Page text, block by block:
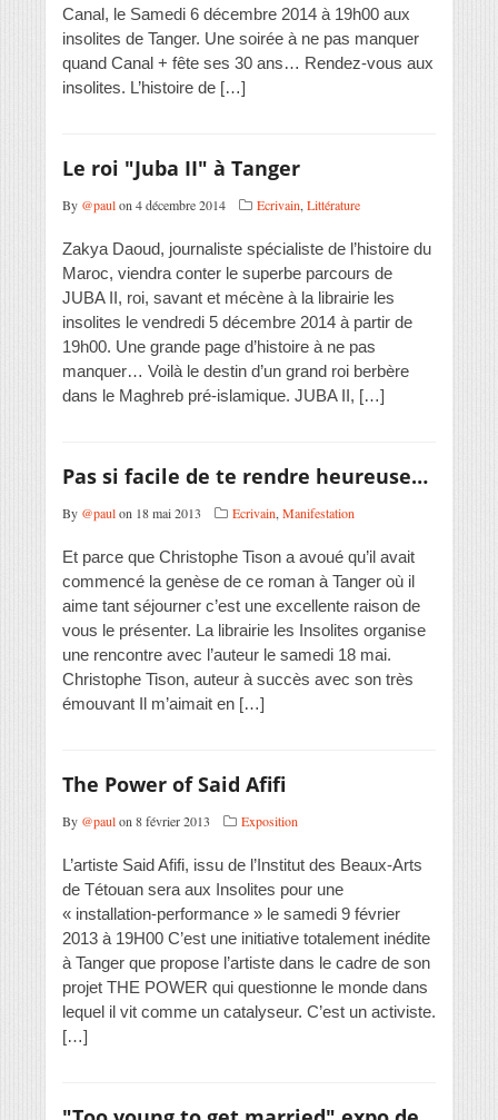
Canal, le Samedi 6 décembre 2014 à 19h00 aux
insolites de Tanger. Une soirée à ne pas manquer
quand Canal + fête ses 30 ans… Rendez-vous aux
insolites. L’histoire de […]
Le roi "Juba II" à Tanger
By @paulon 4 décembre 2014 Ecrivain, Littérature
Zakya Daoud, journaliste spécialiste de l’histoire du
Maroc, viendra conter le superbe parcours de
JUBA II, roi, savant et mécène à la librairie les
insolites le vendredi 5 décembre 2014 à partir de
19h00. Une grande page d’histoire à ne pas
manquer… Voilà le destin d’un grand roi berbère
dans le Maghreb pré-islamique. JUBA II, […]
Pas si facile de te rendre heureuse…
By @paulon 18 mai 2013 Ecrivain, Manifestation
Et parce que Christophe Tison a avoué qu’il avait
commencé la genèse de ce roman à Tanger où il
aime tant séjourner c’est une excellente raison de
vous le présenter. La librairie les Insolites organise
une rencontre avec l’auteur le samedi 18 mai.
Christophe Tison, auteur à succès avec son très
émouvant Il m’aimait en […]
The Power of Said Afifi
By @paulon 8 février 2013 Exposition
L’artiste Said Afifi, issu de l’Institut des Beaux-Arts
de Tétouan sera aux Insolites pour une
« installation-performance » le samedi 9 février
2013 à 19H00 C’est une initiative totalement inédite
à Tanger que propose l’artiste dans le cadre de son
projet THE POWER qui questionne le monde dans
lequel il vit comme un catalyseur. C’est un activiste.
[…]